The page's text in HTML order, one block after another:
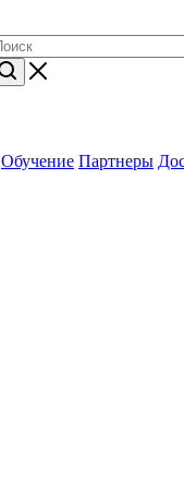
Обучение Партнеры